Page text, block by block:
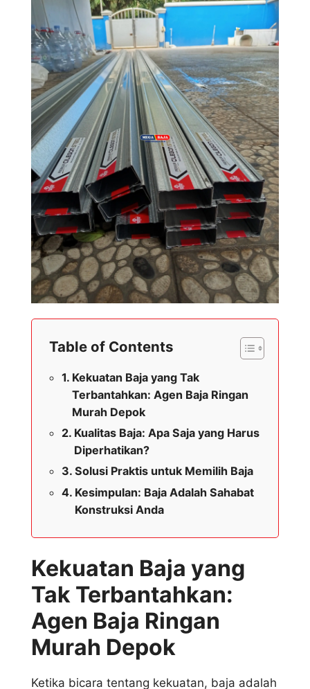
Table of Contents
Kekuatan Baja yang Tak
Terbantahkan: Agen Baja Ringan
Murah Depok
Kualitas Baja: Apa Saja yang Harus
Diperhatikan?
Solusi Praktis untuk Memilih Baja
Kesimpulan: Baja Adalah Sahabat
Konstruksi Anda
Kekuatan Baja yang
Tak Terbantahkan:
Agen Baja Ringan
Murah Depok
Ketika bicara tentang kekuatan, baja adalah